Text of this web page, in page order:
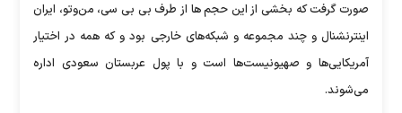
صورت گرفت که بخشی از این حجم ها از طرف بی بی سی، من‌و‌تو، ایران
اینترنشنال و چند مجموعه و شبکه‌های خارجی بود و که همه در اختیار
آمریکایی‌ها و صهیونیست‌ها است و با پول عربستان سعودی اداره
می‌شوند.